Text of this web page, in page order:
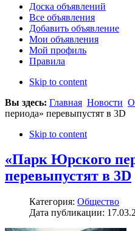
Доска объявлений
Все объявления
Добавить объявление
Мои объявления
Мой профиль
Правила
Skip to content
Вы здесь: Главная Новости
периода» перевыпустят в 3D
Skip to content
«Парк Юрского
перевыпустят в 3D
Категория: Общество
Дата публикации: